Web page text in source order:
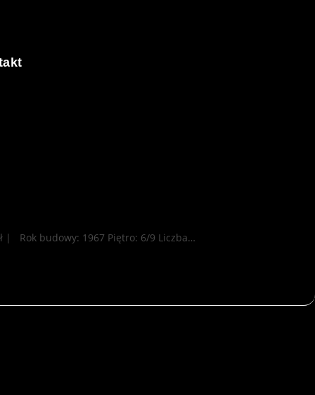
| Rok budowy: 1967 Piętro: 6/9 Liczba…